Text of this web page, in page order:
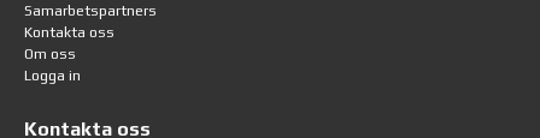
Samarbetspartners
Kontakta oss
Om oss
Logga in
Kontakta oss